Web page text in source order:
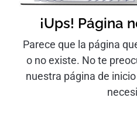
¡Ups! Página
Parece que la página
o no existe. No te
nuestra página de